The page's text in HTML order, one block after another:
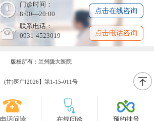
门诊时间：
8:00—20:00
联系电话：
0931-4523019
点击在线咨询
点击电话咨询
版权所有：兰州陇大医院
(甘)医广[2026】第1-15-011号